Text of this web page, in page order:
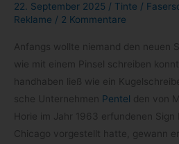
22. September 2025 / Tinte /
Reklame / 2 Kommentare
Anfangs wollte nie­mand den neuen
wie mit einem Pin­sel schrei­ben
hand­ha­ben ließ wie ein
sche Unter­neh­men Pen­tel den von
Horie im Jahr 1963 erfun­de­nen
Chi­cago vor­ge­stellt hatte, gewann